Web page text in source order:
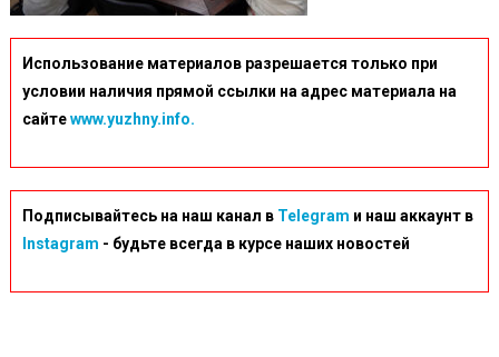
Использование материалов разрешается только при
условии наличия прямой ссылки на адрес материала на
сайтеwww.yuzhny.info.
Подписывайтесь на наш канал в Telegram и наш аккаунт в
Instagram - будьте всегда в курсе наших новостей